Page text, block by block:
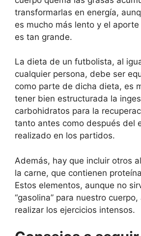
transformarlas en energía,
es mucho más lento y el
es tan grande.
La dieta de un futbolista, al
cualquier persona, debe ser
como parte de dicha dieta, es
tener bien estructurada la
carbohidratos para la
tanto antes como después del
realizado en los partidos.
Además, hay que incluir otros
la carne, que contienen
Estos elementos, aunque no
“gasolina” para nuestro
realizar los ejercicios intensos.